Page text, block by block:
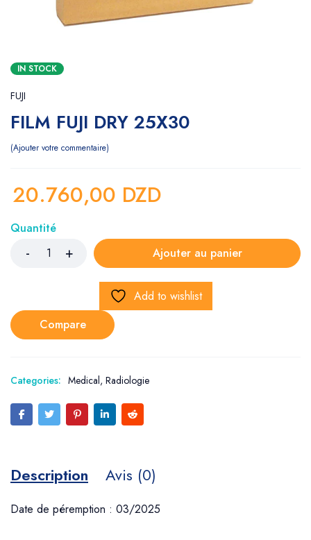
IN STOCK
FUJI
FILM FUJI DRY 25X30
Ajouter votre commentaire
20.760,00 DZD
Quantité
Ajouter au panier
Add to wishlist
Compare
Categories: Medical, Radiologie
Description Avis (0)
Date de péremption : 03/2025